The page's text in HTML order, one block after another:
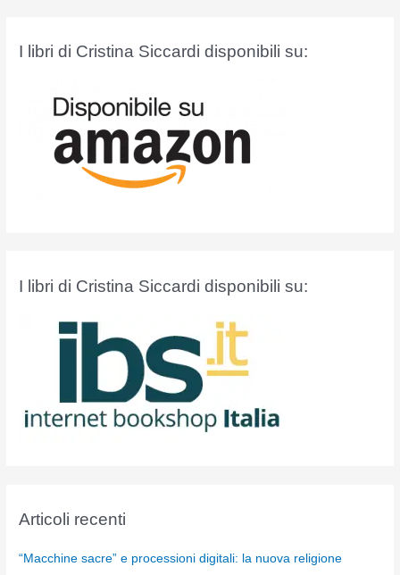
I libri di Cristina Siccardi disponibili su:
I libri di Cristina Siccardi disponibili su:
Articoli recenti
“Macchine sacre” e processioni digitali: la nuova religione